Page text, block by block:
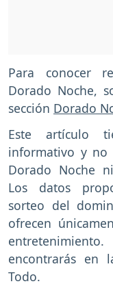
Para conocer
Dorado Noche,
sección Dorado
Este artículo
informativo y no
Dorado Noche
Los datos
sorteo del
ofrecen
encontrarás en
Todo.